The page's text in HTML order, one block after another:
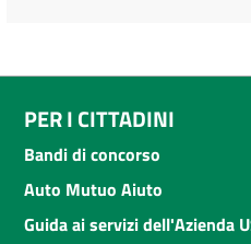
PER I CITTADINI
Bandi di concorso
Auto Mutuo Aiuto
Guida ai servizi dell'Azienda